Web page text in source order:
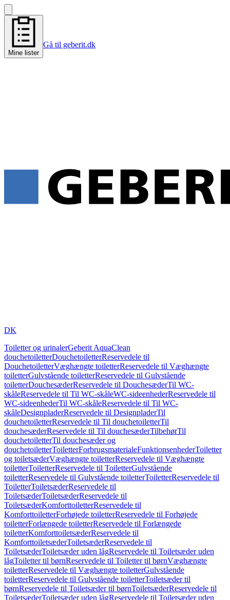
Mine lister
Gå til geberit.dk
DK
Toiletter og urinalerGeberit AquaClean
douchetoiletterDouchetoiletterReservedele til
DouchetoiletterVæghængte toiletterReservedele til Væghængte
toiletterGulvstående toiletterReservedele til Gulvstående
toiletterDouchesæderReservedele til DouchesæderTil WC-
skåleReservedele til Til WC-skåleWC-sideenhederReservedele til
WC-sideenhederTil WC-skåleReservedele til Til WC-
skåleDesignpladerReservedele til DesignpladerTil
douchetoiletterReservedele til Til douchetoiletterTil
douchesæderReservedele til Til douchesæderTilbehørTil
douchetoiletterTil douchesæder og
douchetoiletterToiletterForbrugsmaterialeFunktionsenhederToiletter
og toiletsæderVæghængte toiletterReservedele til Væghængte
toiletterToiletterReservedele til ToiletterGulvstående
toiletterReservedele til Gulvstående toiletterToiletterReservedele til
ToiletterToiletsæderReservedele til
ToiletsæderToiletsæderReservedele til
ToiletsæderKomforttoiletterReservedele til
KomforttoiletterForhøjede toiletterReservedele til Forhøjede
toiletterForlængede toiletterReservedele til Forlængede
toiletterKomforttoiletsæderReservedele til
KomforttoiletsæderToiletsæderReservedele til
ToiletsæderToiletsæder uden lågReservedele til Toiletsæder uden
lågToiletter til børnReservedele til Toiletter til børnVæghængte
toiletterReservedele til Væghængte toiletterGulvstående
toiletterReservedele til Gulvstående toiletterToiletsæder til
børnReservedele til Toiletsæder til børnToiletsæderReservedele til
ToiletsæderToiletsæder uden lågReservedele til Toiletsæder uden